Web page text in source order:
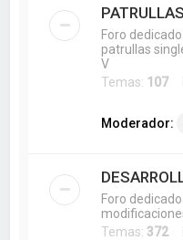
Foro
patrullas
V
Temas: 107
Moderador:
Foro
Temas: 372